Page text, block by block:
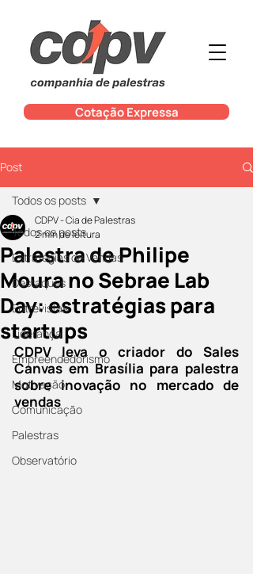
Cotação Expressa
Post
Todos os posts
Estratégias de Vendas
Destaques
Entrevistas
Liderança
Empreendedorismo
Motivação
Comunicação
Palestras
Observatório
Todos os posts
Palestra de Philipe
Moura no Sebrae Lab
Day: estratégias para
startups
CDPV - Cia de Palestras
2 min de leitura
CDPV leva o criador do Sales
Canvas em Brasília para palestra
sobre inovação no mercado de
vendas